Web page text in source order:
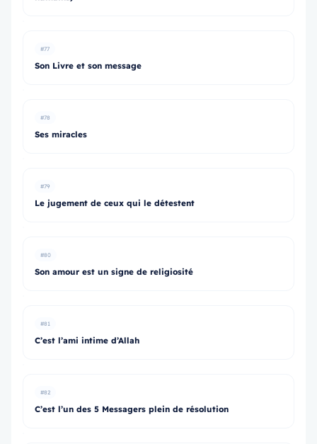
#77
Son Livre et son message
#78
Ses miracles
#79
Le jugement de ceux qui le détestent
#80
Son amour est un signe de religiosité
#81
C’est l’ami intime d’Allah
#82
C’est l’un des 5 Messagers plein de résolution